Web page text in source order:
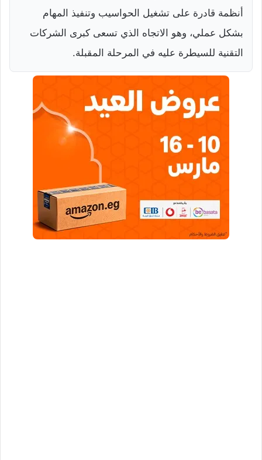
أنظمة قادرة على تشغيل الحواسيب وتنفيذ المهام
بشكل عملي، وهو الاتجاه الذي تسعى كبرى الشركات
التقنية للسيطرة عليه في المرحلة المقبلة.